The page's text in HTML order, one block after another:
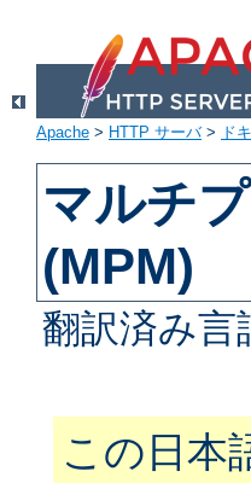
Apache > HTTP サーバ> ド
マルチ
(MPM)
翻訳済み言
この日本